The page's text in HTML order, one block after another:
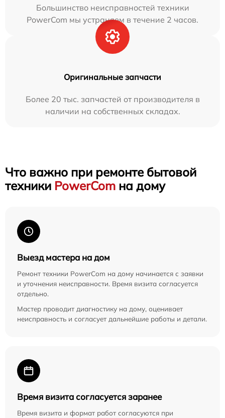
Большинство неисправностей техники
PowerCom мы устраняем в течение 2 часов.
Оригинальные запчасти
Более 20 тыс. запчастей от производителя в
наличии на собственных складах.
Что важно при ремонте бытовой
техники PowerCom на дому
Выезд мастера на дом
Ремонт техники PowerCom на дому начинается с заявки
и уточнения неисправности. Время визита согласуется
отдельно.
Мастер проводит диагностику на дому, оценивает
неисправность и согласует дальнейшие работы и детали.
Время визита согласуется заранее
Время визита и формат работ согласуются при